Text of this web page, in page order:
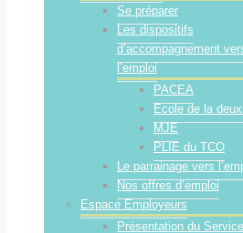
Se préparer
Les dispositifs
d’accompagnement
l’emploi
PACEA
Ecole de la
MJE
PLIE du TCO
Le parrainage vers
Nos offres d’emploi
Espace Employeurs
Présentation du Service